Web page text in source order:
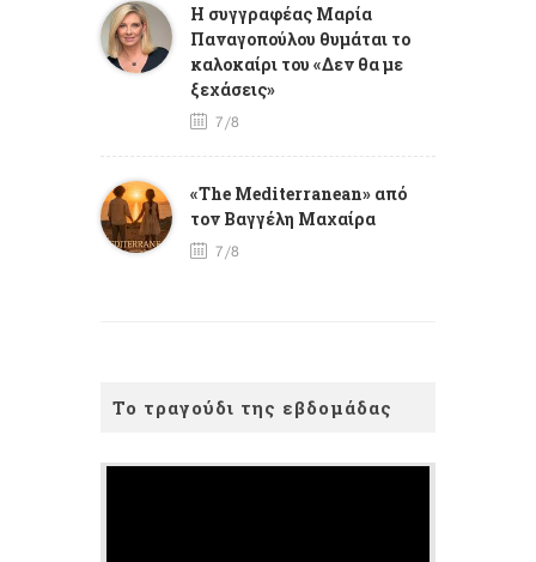
Η συγγραφέας Μαρία
Παναγοπούλου θυμάται το
καλοκαίρι του «Δεν θα με
ξεχάσεις»
7/8
«The Mediterranean» από
τον Βαγγέλη Μαχαίρα
7/8
Το τραγούδι της εβδομάδας